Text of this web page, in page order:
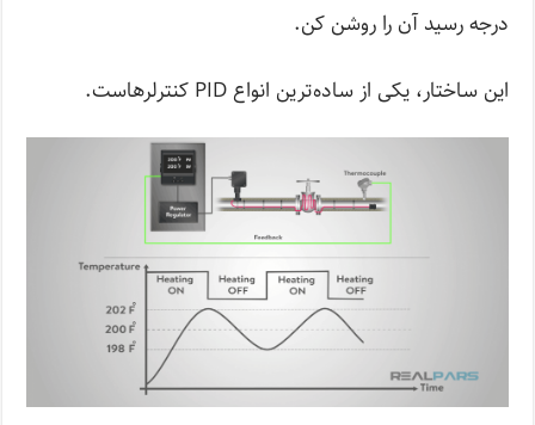
درجه رسید آن را روشن کن.
این ساختار، یکی از ساده‌ترین انواع PID کنترلرهاست.